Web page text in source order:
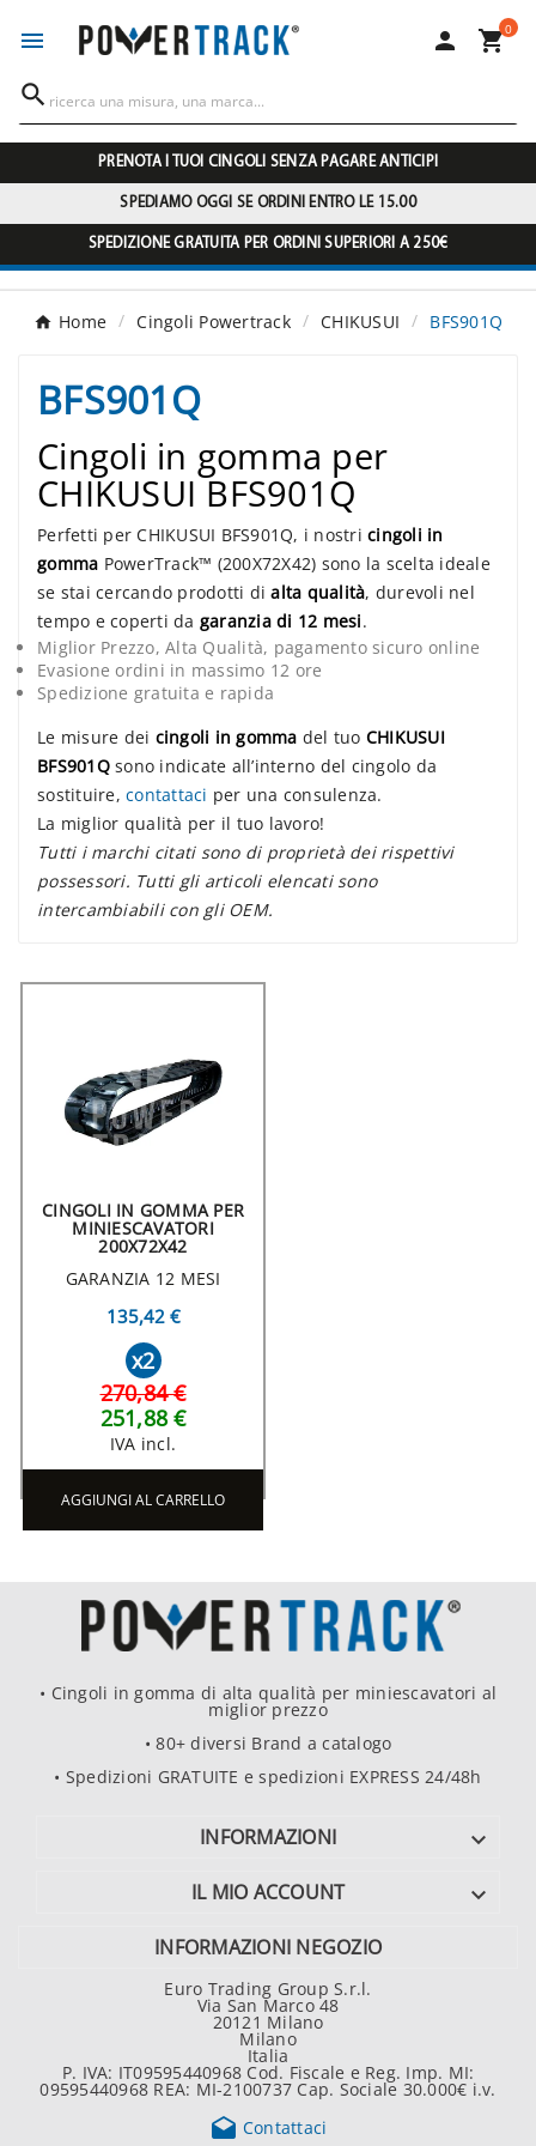
  0

PRENOTA I TUOI CINGOLI SENZA PAGARE ANTICIPI
SPEDIAMO OGGI SE ORDINI ENTRO LE 15.00
SPEDIZIONE GRATUITA PER ORDINI SUPERIORI A 250€
Home Cingoli Powertrack CHIKUSUI BFS901Q
BFS901Q
Cingoli in gomma per
CHIKUSUI BFS901Q
Perfetti per CHIKUSUI BFS901Q, i nostri cingoli in
gomma PowerTrack™ (200X72X42) sono la scelta ideale
se stai cercando prodotti dialta qualità, durevoli nel
tempo e coperti da garanzia di 12 mesi.
Miglior Prezzo, Alta Qualità, pagamento sicuro online
Evasione ordini in massimo 12 ore
Spedizione gratuita e rapida
Le misure dei cingoli in gomma del tuo CHIKUSUI
BFS901Qsono indicate all’interno del cingolo da
sostituire, contattaci per una consulenza.
La miglior qualità per il tuo lavoro!
Tutti i marchi citati sono di proprietà dei rispettivi
possessori. Tutti gli articoli elencati sono
intercambiabili con gli OEM.
CINGOLI IN GOMMA PER
MINIESCAVATORI
200X72X42
GARANZIA 12 MESI
135,42 €
x2
270,84 €
251,88 €
IVA incl.
AGGIUNGI AL CARRELLO
• Cingoli in gomma di alta qualità per miniescavatori al
miglior prezzo
• 80+ diversi Brand a catalogo
• Spedizioni GRATUITE e spedizioni EXPRESS 24/48h
INFORMAZIONI 
IL MIO ACCOUNT 
INFORMAZIONI NEGOZIO
Euro Trading Group S.r.l.
Via San Marco 48
20121 Milano
Milano
Italia
P. IVA: IT09595440968 Cod. Fiscale e Reg. Imp. MI:
09595440968 REA: MI-2100737 Cap. Sociale 30.000€ i.v.
 Contattaci